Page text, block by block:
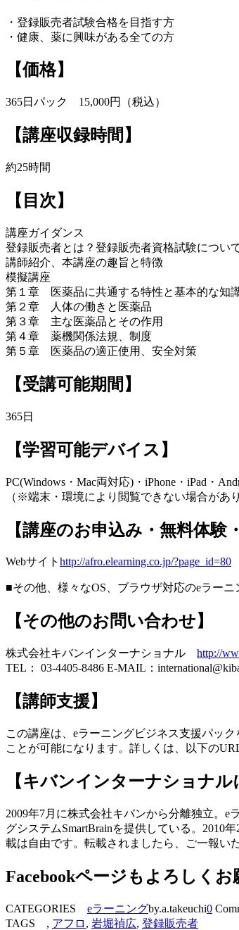
・登録販売者試験合格を目指す方
・健康、薬に興味がある全ての方
【価格】
365日パック 15,000円（税込）
【講座収録時間】
約25時間
【目次】
講座ガイダンス
登録販売者とは？登録販売者資格試験につい
講師紹介、本講座の趣旨と特徴
模擬講座
第１章 医薬品に共通する特性と基本的な知
第２章 人体の働きと医薬品
第３章 主な医薬品とその作用
第４章 薬機関係法規、制度
第５章 医薬品の適正使用、安全対策
【受講可能期間】
365日
【学習可能デバイス】
PC(Windows・Mac両対応)・iPhone・iPad・
（※端末・環境により閲覧できない場合があ
【講座のお申込み・無料体験
Webサイト http://afro.elearning.co.jp/?page_id=80
■その他、様々なOS、ブラウザ対応のeラー
【その他のお問い合わせ】
株式会社キバンインターナショナル http://
TEL： 03-4405-8486 E-MAIL：
【講師支援】
この講座は、eラーニングビジネス支援パッ
ことが可能になります。詳しくは、以下の
【キバンインターナショナル
2009年7月に株式会社キバンから分離独立。
グシステムSmartBrainを提供している。2010
載は自由です。転載されましたら、ご一報い
Facebookページもよろしくお
CATEGORIES eラーニングby.a.takeuchi0
TAGS , アフロ , 岩堀禎広, 登録販売者